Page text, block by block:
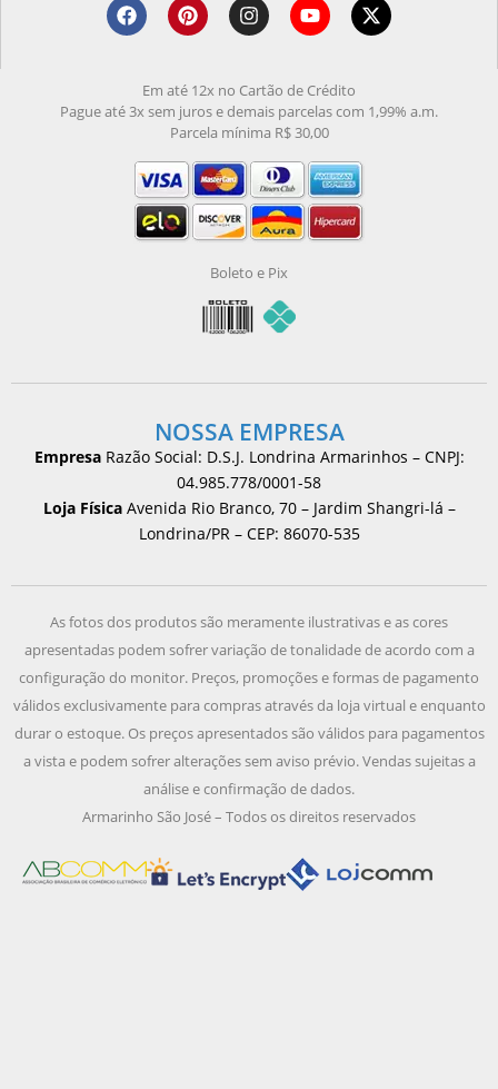
Em até 12x no Cartão de Crédito
Pague até 3x sem juros e demais parcelas com 1,99% a.m.
Parcela mínima R$ 30,00
Boleto e Pix
NOSSA EMPRESA
EmpresaRazão Social: D.S.J. Londrina Armarinhos – CNPJ:
04.985.778/0001-58
Loja FísicaAvenida Rio Branco, 70 – Jardim Shangri-lá –
Londrina/PR – CEP: 86070-535
As fotos dos produtos são meramente ilustrativas e as cores
apresentadas podem sofrer variação de tonalidade de acordo com a
configuração do monitor. Preços, promoções e formas de pagamento
válidos exclusivamente para compras através da loja virtual e enquanto
durar o estoque. Os preços apresentados são válidos para pagamentos
a vista e podem sofrer alterações sem aviso prévio. Vendas sujeitas a
análise e confirmação de dados.
Armarinho São José – Todos os direitos reservados